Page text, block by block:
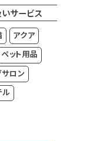
サービス
アクア
ペット用品
サロン
ル